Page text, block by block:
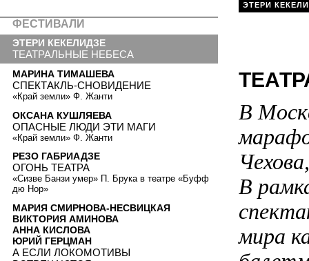
ЭТЕРИ
В
В
мира
ФЕСТИВАЛИ
ЭТЕРИ КЕКЕЛИДЗЕ
ТЕАТРАЛЬНЫЕ НЕБЕСА
МАРИНА ТИМАШЕВА
СПЕКТАКЛЬ-СНОВИДЕНИЕ
«Край земли» Ф. Жанти
ОКСАНА КУШЛЯЕВА
ОПАСНЫЕ ЛЮДИ ЭТИ МАГИ
«Край земли» Ф. Жанти
РЕЗО ГАБРИАДЗЕ
ОГОНЬ ТЕАТРА
«Сизве Банзи умер» П. Брука в театре «Буфф
дю Нор»
МАРИЯ СМИРНОВА-НЕСВИЦКАЯ
ВИКТОРИЯ АМИНОВА
АННА КИСЛОВА
ЮРИЙ ГЕРЦМАН
А ЕСЛИ ЛОКОМОТИВЫ